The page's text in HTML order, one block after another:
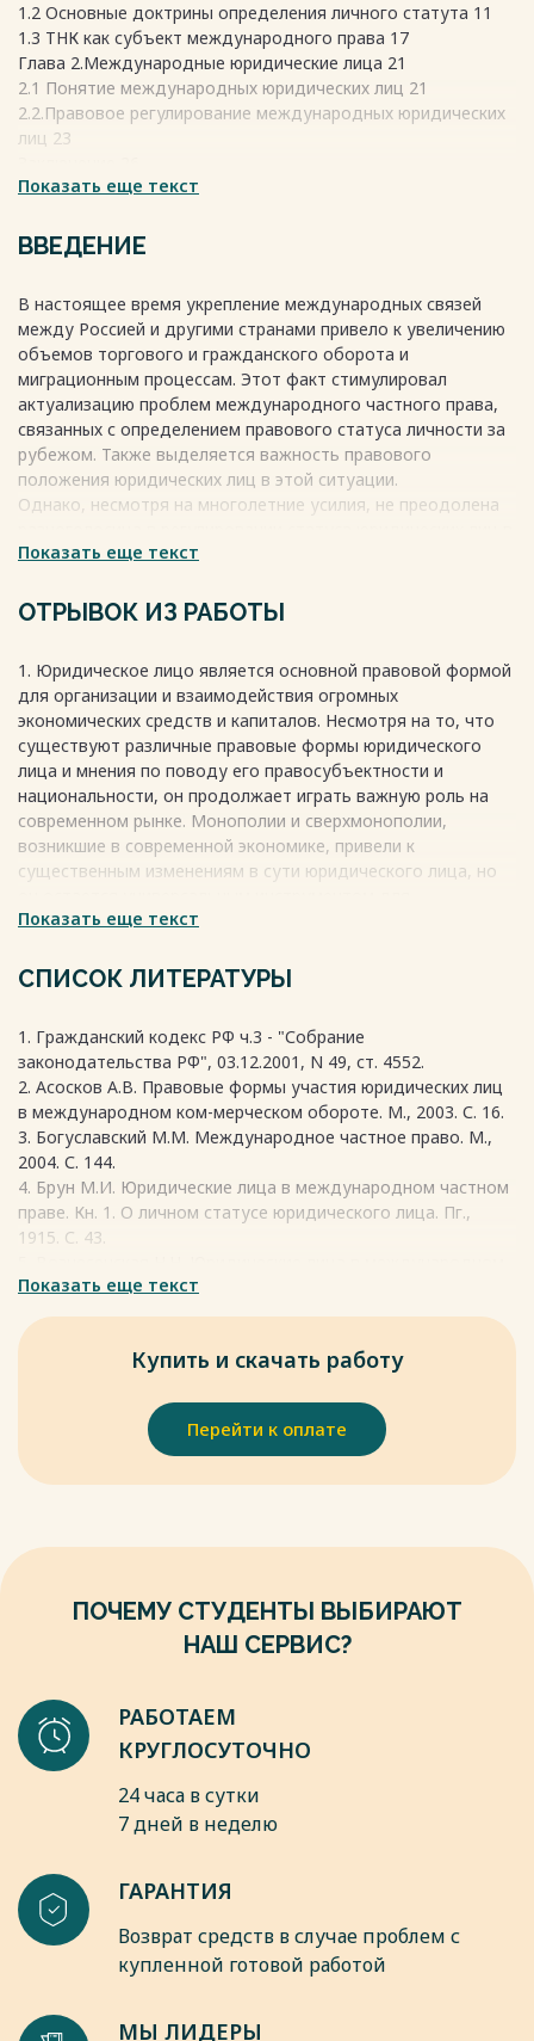
1.2 Основные доктрины определения личного статута 11
1.3 ТНК как субъект международного права 17
Глава 2.Международные юридические лица 21
2.1 Понятие международных юридических лиц 21
2.2.Правовое регулирование международных юридических
лиц 23
Список литературы: 27
Показать еще текст
ВВЕДЕНИЕ
В настоящее время укрепление международных связей
между Россией и другими странами привело к увеличению
объемов торгового и гражданского оборота и
миграционным процессам. Этот факт стимулировал
актуализацию проблем международного частного права,
связанных с определением правового статуса личности за
рубежом. Также выделяется важность правового
положения юридических лиц в этой ситуации.
Однако, несмотря на многолетние усилия, не преодолена
законодательстве различных государств. Разная трактовка
отсутствие компетентного правопорядка для
мировых связей вопросы деятельности юридических лиц в
рамках иностранных правопорядков все больше
усложняются.
Весь текст будет доступенпосле покупки
Показать еще текст
ОТРЫВОК ИЗ РАБОТЫ
1. Юридическое лицо является основной правовой формой
для организации и взаимодействия огромных
экономических средств и капиталов. Несмотря на то, что
существуют различные правовые формы юридического
лица и мнения по поводу его правосубъектности и
национальности, он продолжает играть важную роль на
современном рынке. Монополии и сверхмонополии,
возникшие в современной экономике, привели к
существенным изменениям в сути юридического лица, но
иностранных субъектов, желающих участвовать в
юридического лица существует как в национальном, так и
правоотношениях в качестве самостоятельного участника.
Весь текст будет доступенпосле покупки
Показать еще текст
СПИСОК ЛИТЕРАТУРЫ
1. Гражданский кодекс РФ ч.3 - "Собрание
законодательства РФ", 03.12.2001, N 49, ст. 4552.
2. Асосков А.В. Правовые формы участия юридических лиц
в международном ком-мерческом обороте. М., 2003. С. 16.
3. Богуславский М.М. Международное частное право. М.,
2004. С. 144.
4. Брун М.И. Юридические лица в международном частном
праве. Кн. 1. О личном статусе юридического лица. Пг.,
1915. С. 43.
частном праве России и ЕС // Известия вузов.
Правоведение. 2009. N 3. С. 163 - 186.
Весь текст будет доступен
Показать еще текст
Купить и скачать работу
Перейти к оплате
ПОЧЕМУ СТУДЕНТЫ ВЫБИРАЮТ
НАШ СЕРВИС?
РАБОТАЕМ
КРУГЛОСУТОЧНО
24 часа в сутки
7 дней в неделю
ГАРАНТИЯ
Возврат средств в случае проблем с
купленной готовой работой
МЫ ЛИДЕРЫ